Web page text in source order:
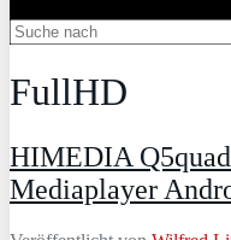
FullHD
HIMEDIA
Mediaplayer